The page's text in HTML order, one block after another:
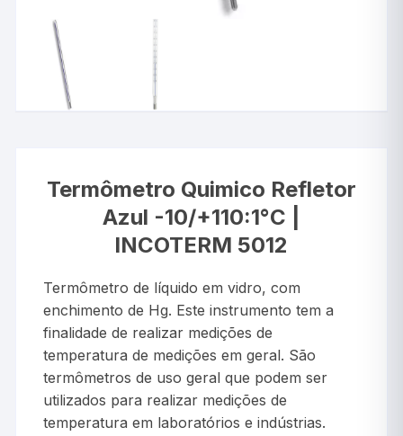
Termômetro Quimico Refletor
Azul -10/+110:1°C |
INCOTERM 5012
Termômetro de líquido em vidro, com
enchimento de Hg. Este instrumento tem a
finalidade de realizar medições de
temperatura de medições em geral. São
termômetros de uso geral que podem ser
utilizados para realizar medições de
temperatura em laboratórios e indústrias.